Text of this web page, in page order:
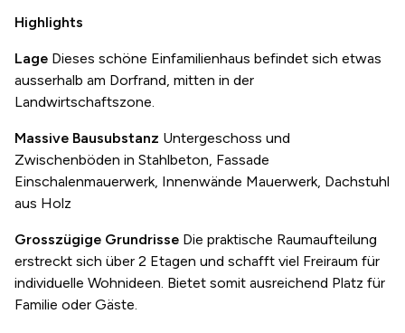
Highlights
Lage Dieses schöne Einfamilienhaus befindet sich etwas
ausserhalb am Dorfrand, mitten in der
Landwirtschaftszone.
Massive Bausubstanz Untergeschoss und
Zwischenböden in Stahlbeton, Fassade
Einschalenmauerwerk, Innenwände Mauerwerk, Dachstuhl
aus Holz
Grosszügige Grundrisse Die praktische Raumaufteilung
erstreckt sich über 2 Etagen und schafft viel Freiraum für
individuelle Wohnideen. Bietet somit ausreichend Platz für
Familie oder Gäste.